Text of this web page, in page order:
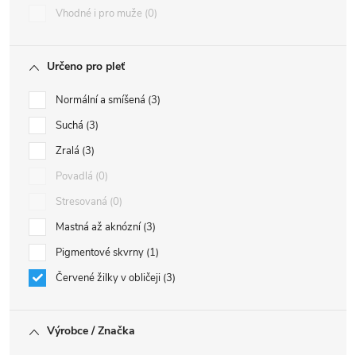
Vhodné i pro muže 0
Určeno pro pleť
Normální a smíšená 3
Suchá 3
Zralá 3
Povadlá 0
Stresovaná 0
Mastná až aknózní 3
Pigmentové skvrny 1
Červené žilky v obličeji 3
Výrobce / Značka